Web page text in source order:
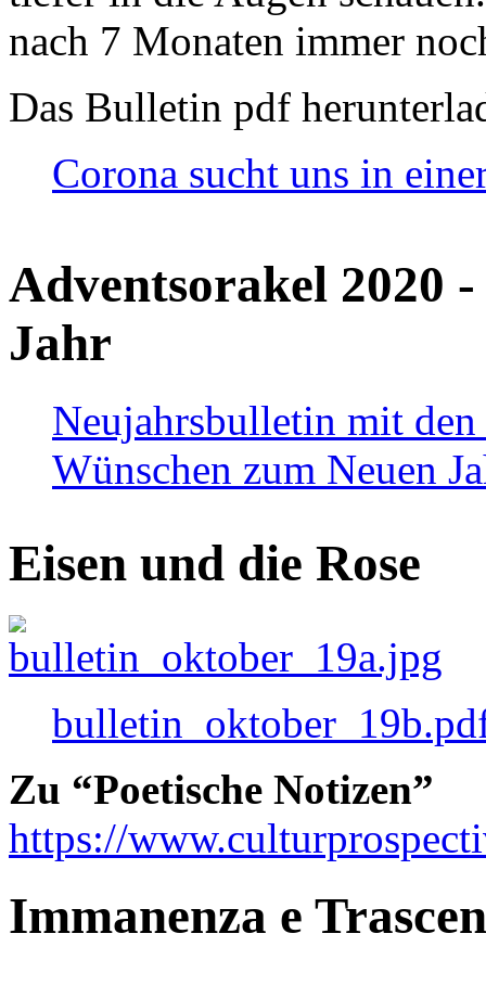
nach 7 Monaten immer
Das Bulletin pdf
Corona sucht uns in
Adventsorakel 2020
Jahr
Neujahrsbulletin mit den
Wünschen zum Neuen
Eisen und die Rose
Zu “Poetische Notizen”
https://
Immanenza e